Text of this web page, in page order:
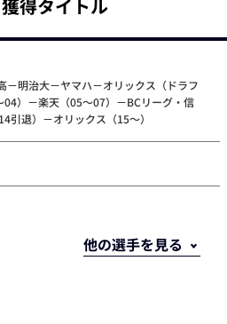
得タイトル
－明治大－ヤマハ－オリックス（ドラフ
04）－楽天（05～07）－BCリーグ・信
引退）－オリックス（15～）